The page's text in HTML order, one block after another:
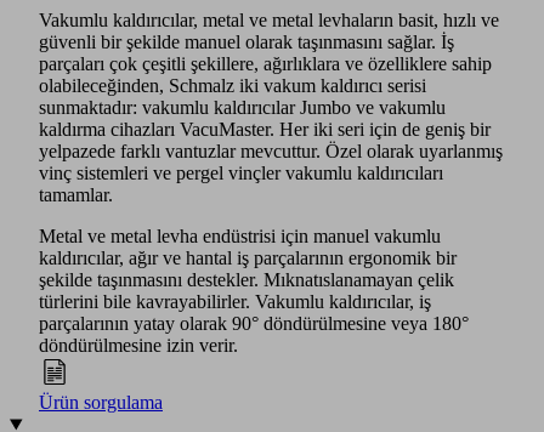
Vakumlu kaldırıcılar, metal ve metal levhaların basit, hızlı ve
güvenli bir şekilde manuel olarak taşınmasını sağlar. İş
parçaları çok çeşitli şekillere, ağırlıklara ve özelliklere sahip
olabileceğinden, Schmalz iki vakum kaldırıcı serisi
sunmaktadır: vakumlu kaldırıcılar Jumbo ve vakumlu
kaldırma cihazları VacuMaster. Her iki seri için de geniş bir
yelpazede farklı vantuzlar mevcuttur. Özel olarak uyarlanmış
vinç sistemleri ve pergel vinçler vakumlu kaldırıcıları
tamamlar.
Metal ve metal levha endüstrisi için manuel vakumlu
kaldırıcılar, ağır ve hantal iş parçalarının ergonomik bir
şekilde taşınmasını destekler. Mıknatıslanamayan çelik
türlerini bile kavrayabilirler. Vakumlu kaldırıcılar, iş
parçalarının yatay olarak 90° döndürülmesine veya 180°
döndürülmesine izin verir.
Ürün sorgulama